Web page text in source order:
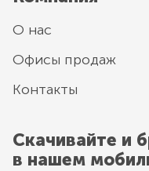
О нас
Офисы продаж
Контакты
Скачивайте и
в нашем